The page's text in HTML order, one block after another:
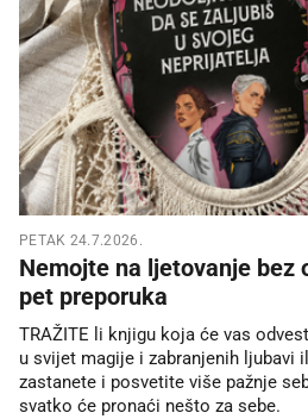
PETAK 24.7.2026.
Nemojte na ljetovanje bez
pet preporuka
TRAŽITE li knjigu koja će vas
u svijet magije i zabranjenih ljubavi
zastanete i posvetite više pažnje
svatko će pronaći nešto za sebe.